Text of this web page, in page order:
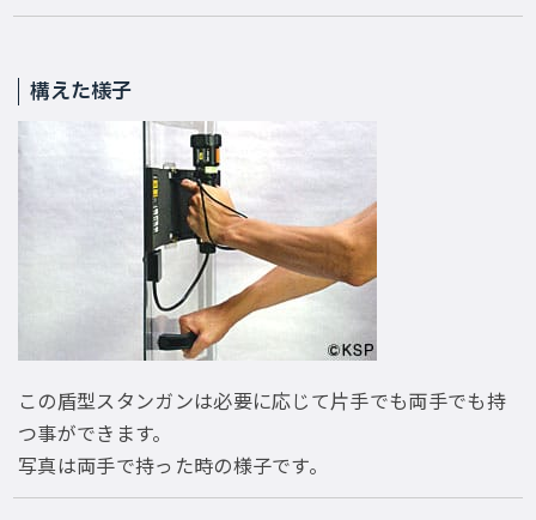
構えた様子
この盾型スタンガンは必要に応じて片手でも両手でも持
つ事ができます。
写真は両手で持った時の様子です。